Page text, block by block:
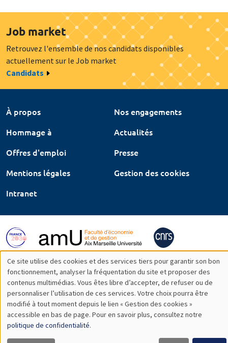
Job market
Retrouvez l'ensemble de nos candidats disponibles
actuellement sur le Job market
Candidats
À propos
Nos engagements
Hommage à
Actualités
Offres d'emploi
Presse
Mentions légales
Gestion des cookies
Intranet
Utilisation
des
données
personnelles
Ce site utilise des cookies et des services tiers pour garantir son bon
fonctionnement, analyser la fréquentation du site et proposer des
contenus multimédias. Vous êtes libre d’accepter, de refuser ou de
personnaliser l’utilisation de ces services. Votre choix pourra être
modifié à tout moment depuis le lien « Gestion des cookies »
accessible en bas de page. Pour en savoir plus, consultez notre
politique de confidentialité.